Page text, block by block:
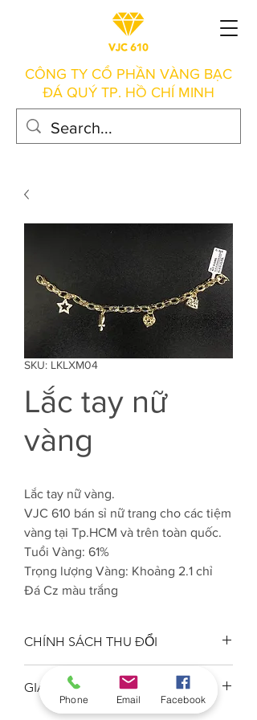
CÔNG TY CỔ PHẦN VÀNG BẠC
ĐÁ QUÝ TP. HỒ CHÍ MINH
SKU: LKLXM04
Lắc tay nữ
vàng
Lắc tay nữ vàng.
VJC 610 bán sỉ nữ trang cho các tiệm
vàng tại Tp.HCM và trên toàn quốc.
Tuổi Vàng: 61%
Trọng lượng Vàng: Khoảng 2.1 chỉ
Đá Cz màu trắng
CHÍNH SÁCH THU ĐỔI
Công ty VJC 610 đảm bảo chất
lượng tuổi vàng trang sức đúng
tuổi, kiểu dáng phong phú, sản
GIAO HÀNG
Phone Email Facebook